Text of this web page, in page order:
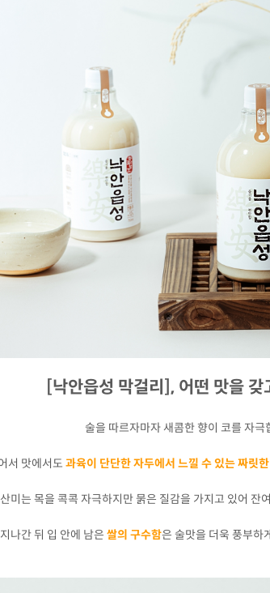
[낙안읍성 막걸리], 어떤 맛을 갖
술을 따르자마자 새콤한 향이 코를 자극
서 맛에서도 과육이 단단한 자두에서 느낄 수 있는 짜릿
미는 목을 콕콕 자극하지만 묽은 질감을 가지고 있어 잔
나간 뒤 입 안에 남은 쌀의 구수함은 술맛을 더욱 풍부하